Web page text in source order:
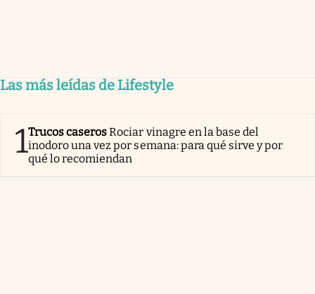
Las más leídas de Lifestyle
1Trucos caserosRociar vinagre en la base del
inodoro una vez por semana: para qué sirve y por
qué lo recomiendan